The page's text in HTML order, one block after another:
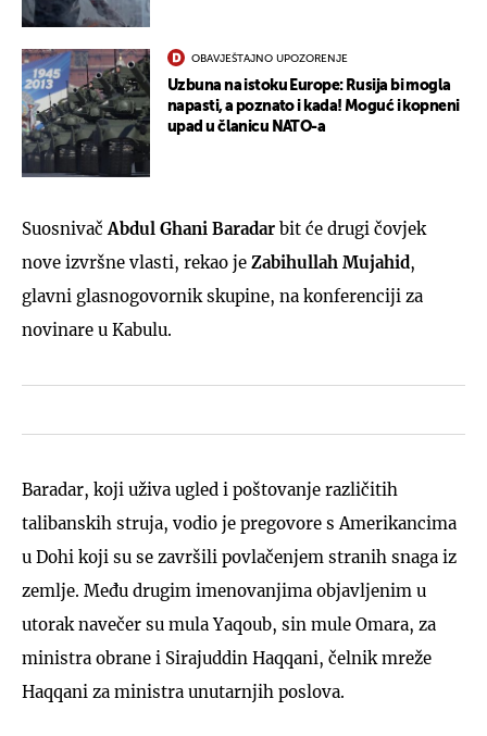
OBAVJEŠTAJNO UPOZORENJE
Uzbuna na istoku Europe: Rusija bi mogla
napasti, a poznato i kada! Moguć i kopneni
upad u članicu NATO-a
Suosnivač Abdul Ghani Baradar bit će drugi čovjek
nove izvršne vlasti, rekao je Zabihullah Mujahid,
glavni glasnogovornik skupine, na konferenciji za
novinare u Kabulu.
Baradar, koji uživa ugled i poštovanje različitih
talibanskih struja, vodio je pregovore s Amerikancima
u Dohi koji su se završili povlačenjem stranih snaga iz
zemlje. Među drugim imenovanjima objavljenim u
utorak navečer su mula Yaqoub, sin mule Omara, za
ministra obrane i Sirajuddin Haqqani, čelnik mreže
Haqqani za ministra unutarnjih poslova.